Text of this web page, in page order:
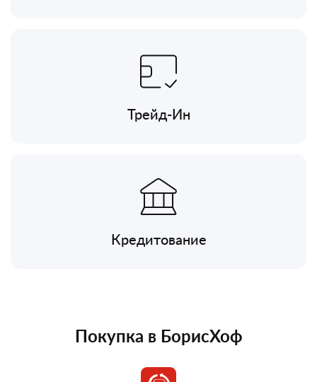
Трейд-Ин
Кредитование
Покупка в БорисХоф